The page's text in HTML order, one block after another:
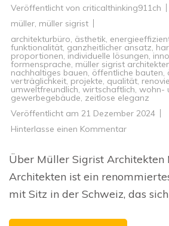
Veröffentlicht von criticalthinking911ch
müller müller sigrist
architekturbüro ästhetik
funktionalität ganzheitlicher ansatz
proportionen individuelle lösungen
formensprache müller sigrist
nachhaltiges bauen öffentliche bauten
verträglichkeit projekte qualität
umweltfreundlich wirtschaftlich wohn-
gewerbegebäude zeitlose eleganz
Veröffentlicht am 21 Dezember 2024
Hinterlasse einen Kommentarzu
von
Müller
Über Müller Sigrist Architekten
Architekten ist ein
mit Sitz in der Schweiz, das